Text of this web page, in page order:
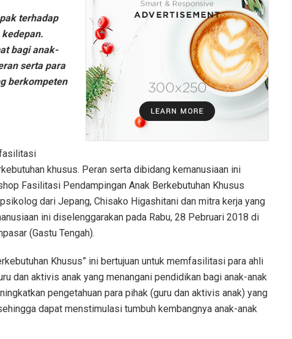
terhadap
bagi anak-
serta para
berkompeten
khusus. Peran serta dibidang kemanusiaan ini
Fasilitasi Pendampingan Anak Berkebutuhan Khusus
dari Jepang, Chisako Higashitani dan mitra kerja yang
ini diselenggarakan pada Rabu, 28 Pebruari 2018 di
(Gastu Tengah).
Khusus” ini bertujuan untuk memfasilitasi para ahli
dan aktivis anak yang menangani pendidikan bagi anak-anak
pengetahuan para pihak (guru dan aktivis anak) yang
dapat menstimulasi tumbuh kembangnya anak-anak